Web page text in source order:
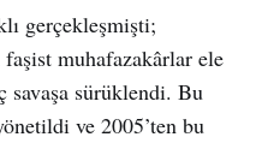
gerçekleşmişti;
muhafazakârlar ele
savaşa sürüklendi. Bu
ve 2005’ten bu